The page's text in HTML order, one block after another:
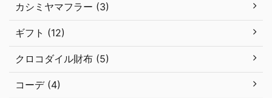
カシミヤマフラー (3)
ギフト (12)
クロコダイル財布 (5)
コーデ (4)